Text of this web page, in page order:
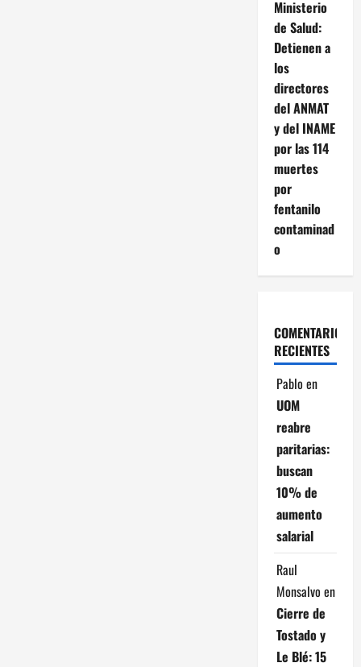
Ministerio
de Salud:
Detienen a
los
directores
del ANMAT
y del INAME
por las 114
muertes
por
fentanilo
contaminad
o
COMENTARIOS
RECIENTES
Pablo en
UOM
reabre
paritarias:
buscan
10% de
aumento
salarial
Raul
Monsalvo en
Cierre de
Tostado y
Le Blé: 15